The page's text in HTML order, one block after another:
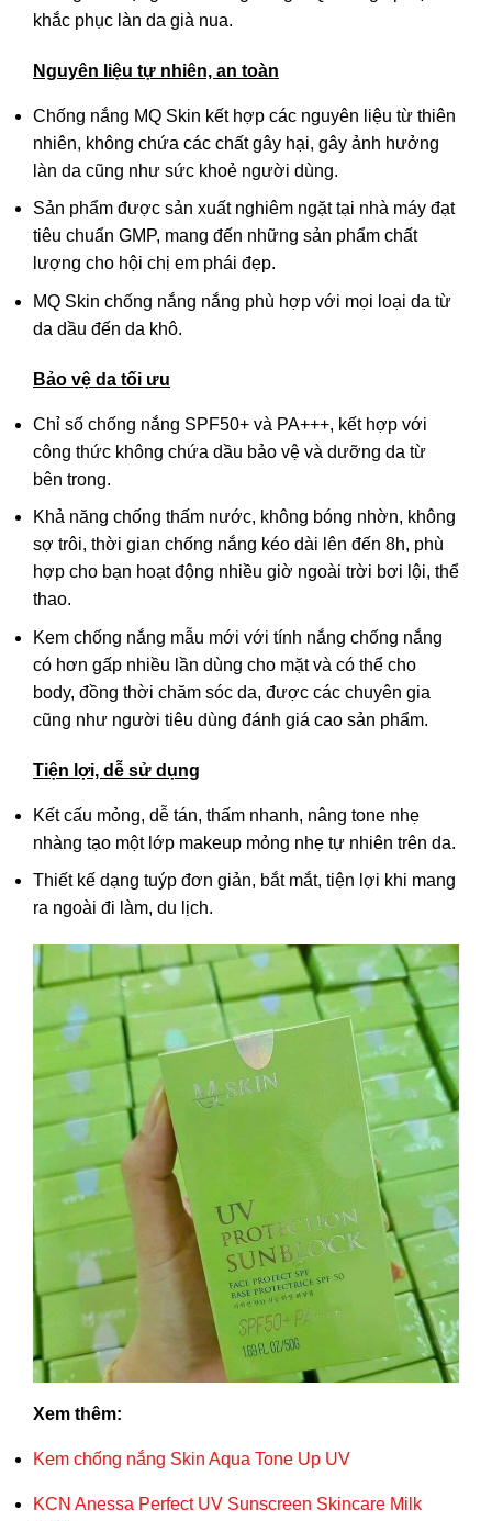
được
chọn
trên
trang
sản
phẩm
khắc phục làn da già nua.
Nguyên liệu tự nhiên, an toàn
Chống nắng MQ Skin kết hợp các nguyên liệu từ thiên
nhiên, không chứa các chất gây hại, gây ảnh hưởng
làn da cũng như sức khoẻ người dùng.
Sản phẩm được sản xuất nghiêm ngặt tại nhà máy đạt
tiêu chuẩn GMP, mang đến những sản phẩm chất
lượng cho hội chị em phái đẹp.
MQ Skin chống nắng nắng phù hợp với mọi loại da từ
da dầu đến da khô.
Bảo vệ da tối ưu
Chỉ số chống nắng SPF50+ và PA+++, kết hợp với
công thức không chứa dầu bảo vệ và dưỡng da từ
bên trong.
Khả năng chống thấm nước, không bóng nhờn, không
sợ trôi, thời gian chống nắng kéo dài lên đến 8h, phù
hợp cho bạn hoạt động nhiều giờ ngoài trời bơi lội, thể
thao.
Kem chống nắng mẫu mới với tính nắng chống nắng
có hơn gấp nhiều lần dùng cho mặt và có thể cho
body, đồng thời chăm sóc da, được các chuyên gia
cũng như người tiêu dùng đánh giá cao sản phẩm.
Tiện lợi, dễ sử dụng
Kết cấu mỏng, dễ tán, thấm nhanh, nâng tone nhẹ
nhàng tạo một lớp makeup mỏng nhẹ tự nhiên trên da.
Thiết kế dạng tuýp đơn giản, bắt mắt, tiện lợi khi mang
ra ngoài đi làm, du lịch.
Xem thêm:
Kem chống nắng Skin Aqua Tone Up UV
KCN Anessa Perfect UV Sunscreen Skincare Milk